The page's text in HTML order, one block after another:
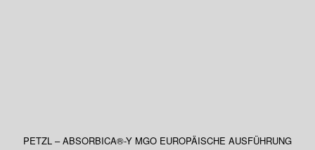
PETZL – ABSORBICA®-Y MGO EUROPÄISCHE AUSFÜHRUNG